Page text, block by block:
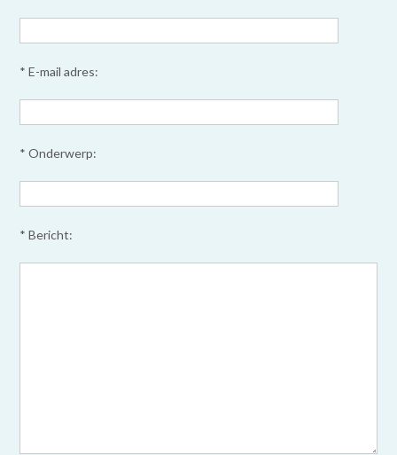
* E-mail adres:
* Onderwerp:
* Bericht: